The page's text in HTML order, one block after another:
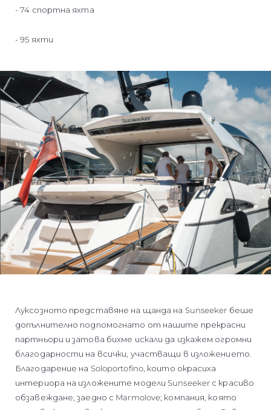
- 74 спортна яхта
- 95 яхти
Луксозното представяне на щанда на Sunseeker беше
допълнително подпомогнато от нашите прекрасни
партньори и затова бихме искали да изкажем огромни
благодарности на всички, участващи в изложението.
Благодарение на Soloportofino, които окрасиха
интериора на изложените модели Sunseeker с красиво
обзавеждане, заедно с Marmolove; компания, която